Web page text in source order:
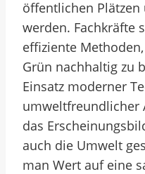
öffentlichen
werden. Fachkräfte
effiziente
Grün nachhaltig zu
Einsatz moderner
umweltfreundlicher
das
auch die Umwelt
man Wert auf eine